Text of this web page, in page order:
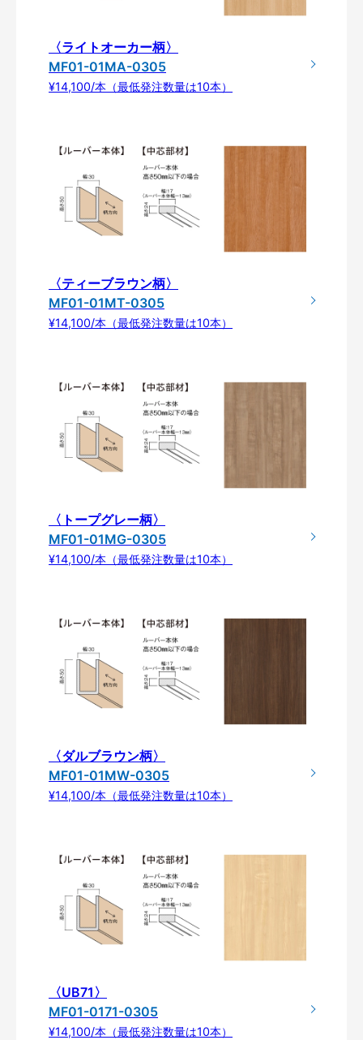
〈ライトオーカー柄〉
MF01-01MA-0305
¥14,100/本（最低発注数量は10本）
〈ティーブラウン柄〉
MF01-01MT-0305
¥14,100/本（最低発注数量は10本）
〈トープグレー柄〉
MF01-01MG-0305
¥14,100/本（最低発注数量は10本）
〈ダルブラウン柄〉
MF01-01MW-0305
¥14,100/本（最低発注数量は10本）
〈UB71〉
MF01-0171-0305
¥14,100/本（最低発注数量は10本）